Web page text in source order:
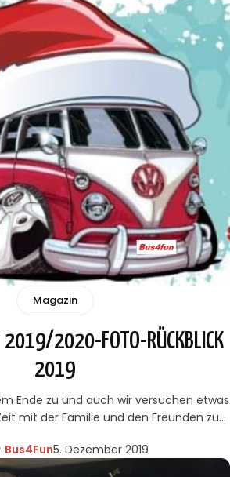
Magazin
2019/2020-FOTO-RÜCKBLICK
2019
Ende zu und auch wir versuchen etwas
mit der Familie und den Freunden zu…
Bus4Fun5. Dezember 2019